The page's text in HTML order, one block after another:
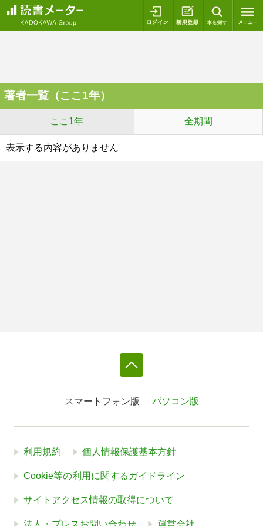
ログイン 新規登録
著者一覧（ここ1年）
ここ1年 全期間
表示する内容がありません
スマートフォン版 パソコン版
利用規約 個人情報保護基本方針
Cookie等の利用に関するガイドライン
サイトアクセス情報の取得について
法人・プレスお問い合わせ 運営会社